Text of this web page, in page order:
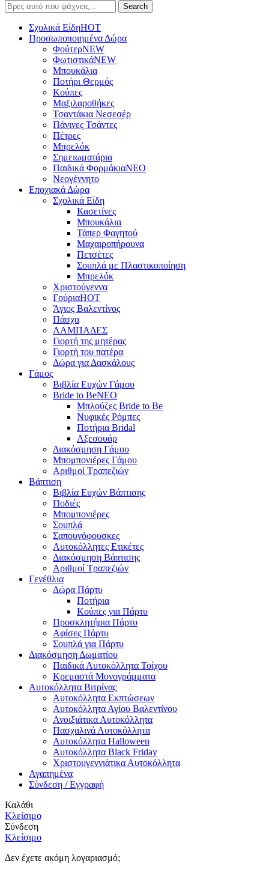
Search
Σχολικά ΕίδηΗΟΤ
Προσωποποιημένα Δώρα
ΦούτερNEW
ΦωτιστικάNEW
Μπουκάλια
Ποτήρι Θερμός
Κούπες
Μαξιλαροθήκες
Τσαντάκια Νεσεσέρ
Πάνινες Τσάντες
Πέτρες
Μπρελόκ
Σημειωματάρια
Παιδικά ΦορμάκιαNEO
Νεογέννητο
Εποχιακά Δώρα
Σχολικά Είδη
Κασετίνες
Μπουκάλια
Τάπερ Φαγητού
Μαχαιροπήρουνα
Πετσέτες
Σουπλά με Πλαστικοποίηση
Μπρελόκ
Χριστούγεννα
ΓούριαHOT
Άγιος Βαλεντίνος
Πάσχα
ΛΑΜΠΑΔΕΣ
Γιορτή της μητέρας
Γιορτή του πατέρα
Δώρα για Δασκάλους
Γάμος
Βιβλία Ευχών Γάμου
Bride to BeNEO
Μπλούζες Bride to Be
Νυφικές Ρόμπες
Ποτήρια Bridal
Αξεσουάρ
Διακόσμηση Γάμου
Μπομπονιέρες Γάμου
Αριθμοί Τραπεζιών
Βάπτιση
Βιβλία Ευχών Βάπτισης
Ποδιές
Μπομπονιέρες
Σουπλά
Σαπουνόφουσκες
Αυτοκόλλητες Ετικέτες
Διακόσμηση Βάπτισης
Αριθμοί Τραπεζιών
Γενέθλια
Δώρα Πάρτυ
Ποτήρια
Κούπες για Πάρτυ
Προσκλητήρια Πάρτυ
Αφίσες Πάρτυ
Σουπλά για Πάρτυ
Διακόσμηση Δωματίου
Παιδικά Αυτοκόλλητα Τοίχου
Κρεμαστά Μονογράμματα
Αυτοκόλλητα Βιτρίνας
Αυτοκόλλητα Εκπτώσεων
Αυτοκόλλητα Αγίου Βαλεντίνου
Ανοιξιάτικα Αυτοκόλλητα
Πασχαλινά Αυτοκόλλητα
Αυτοκόλλητα Halloween
Αυτοκόλλητα Black Friday
Χριστουγεννιάτικα Αυτοκόλλητα
Αγαπημένα
Σύνδεση / Εγγραφή
Καλάθι
Κλείσιμο
Σύνδεση
Κλείσιμο
Δεν έχετε ακόμη λογαριασμό;